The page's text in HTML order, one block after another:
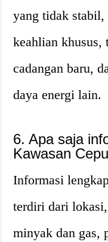
yang tidak
keahlian khusus,
cadangan baru,
daya energi lain.
6. Apa saja
Kawasan
Informasi
terdiri dari
minyak dan gas,